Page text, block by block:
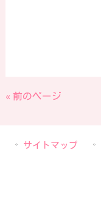
« 前のページ
サイトマップ